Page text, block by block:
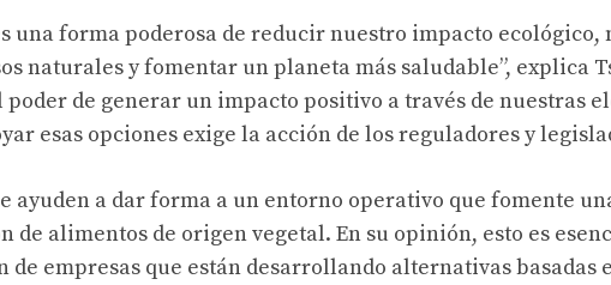
una forma poderosa de reducir nuestro impacto
naturales y fomentar un planeta más saludable”, explica
poder de generar un impacto positivo a través de nuestras
esas opciones exige la acción de los reguladores y
ayuden a dar forma a un entorno operativo que fomente
alimentos de origen vegetal. En su opinión, esto es
empresas que están desarrollando alternativas basadas